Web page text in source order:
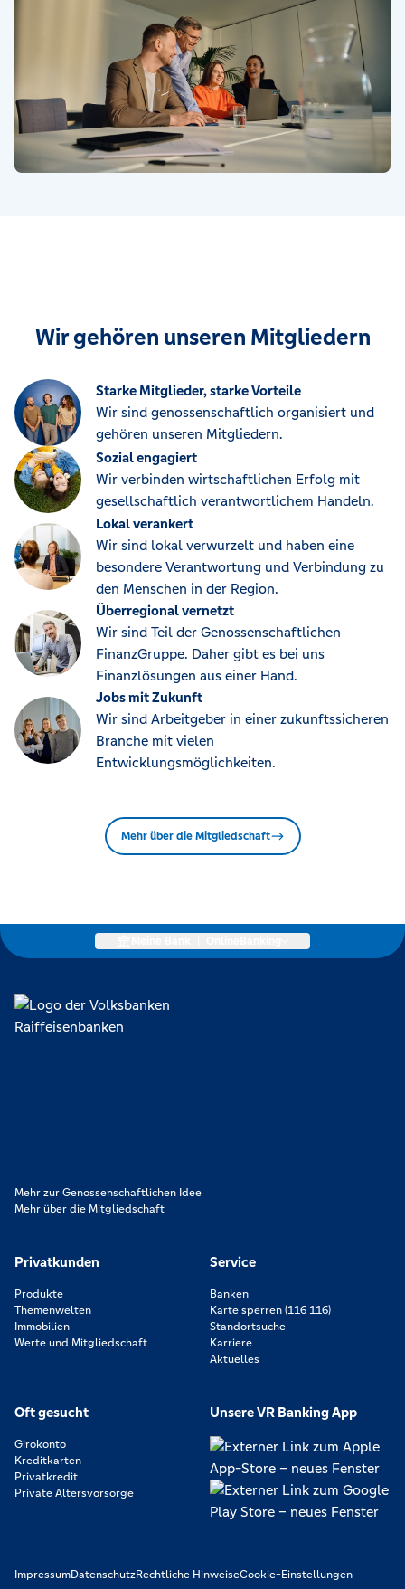
Wir gehören unseren Mitgliedern
Starke Mitglieder, starke Vorteile
Wir sind genossenschaftlich organisiert und
gehören unseren Mitgliedern.
Sozial engagiert
Wir verbinden wirtschaftlichen Erfolg mit
gesellschaftlich verantwortlichem Handeln.
Lokal verankert
Wir sind lokal verwurzelt und haben eine
besondere Verantwortung und Verbindung zu
den Menschen in der Region.
Überregional vernetzt
Wir sind Teil der Genossenschaftlichen
FinanzGruppe. Daher gibt es bei uns
Finanzlösungen aus einer Hand.
Jobs mit Zukunft
Wir sind Arbeitgeber in einer zukunftssicheren
Branche mit vielen
Entwicklungsmöglichkeiten.
Mehr über die Mitgliedschaft
Mehr zur Genossenschaftlichen Idee
Mehr über die Mitgliedschaft
Privatkunden
Produkte
Themenwelten
Immobilien
Werte und Mitgliedschaft
Service
Banken
Karte sperren (116 116)
Standortsuche
Karriere
Aktuelles
Oft gesucht
Girokonto
Kreditkarten
Privatkredit
Private Altersvorsorge
Unsere VR Banking App
ImpressumDatenschutzRechtliche HinweiseCookie-Einstellungen